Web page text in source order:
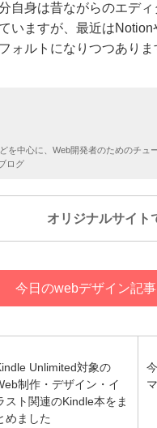
自身は昔ながらのエデ
いますが、最近は
ォルトになりつつありま
を中心に、Web開発者のためのチュ
ログ
オリジナルサイト
今日のwebデザイン記
Unlimited対象の
制作・デザイン・イ
スト関連のKindle本をま
めました